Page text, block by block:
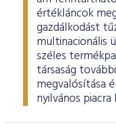
értékláncok
gazdálkodást
multinacionális
széles
társaság
megvalósítása
nyilvános